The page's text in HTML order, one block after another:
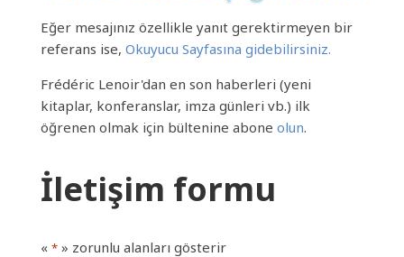
Eğer mesajınız özellikle yanıt gerektirmeyen bir
referans ise, Okuyucu Sayfasına gidebilirsiniz.
Frédéric Lenoir'dan en son haberleri (yeni
kitaplar, konferanslar, imza günleri vb.) ilk
öğrenen olmak için bültenine abone olun.
İletişim formu
« *» zorunlu alanları gösterir